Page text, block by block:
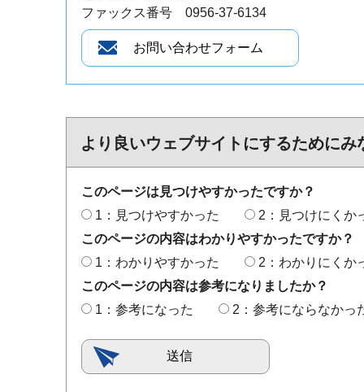
ファックス番号 0956-37-6134
より良いウェブサイトにするために
このページは見つけやすかったですか？
1：見つけやすかった
2：見つけにくか
このページの内容はわかりやすかったですか？
1：わかりやすかった
2：わかりにくか
このページの内容は参考になりましたか？
1：参考になった
2：参考にならなかっ